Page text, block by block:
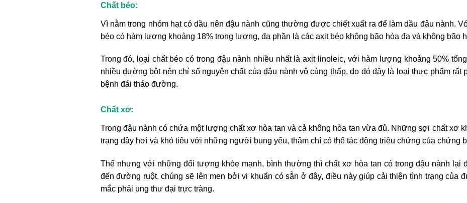
Chất béo:
Vì nằm trong nhóm hạt có dầu nên đậu nành cũng thường được chiết xuất ra để làm dầu đậu nành.
béo có hàm lượng khoảng 18% trọng lượng, đa phần là các axit béo không bão hòa đa và không bão
Trong đó, loại chất béo có trong đậu nành nhiều nhất là axit linoleic, với hàm lượng khoảng 50%
nhiều đường bột nên chỉ số nguyên chất của đậu nành vô cùng thấp, do đó đây là loại thực phẩm
bệnh đái tháo đường.
Chất xơ:
Trong đậu nành có chứa một lượng chất xơ hòa tan và cả không hòa tan vừa đủ. Những sợi chất xơ
trạng đầy hơi và khó tiêu với những người bụng yếu, thậm chí có thể tác động triệu chứng của chứng
Thế nhưng với những đối tượng khỏe mạnh, bình thường thì chất xơ hòa tan có trong đậu nành lại
đến đường ruột, chúng sẽ lên men bởi vi khuẩn có sẵn ở đây, điều này giúp cải thiện tình trạng của
mắc phải ung thư đại trực tràng.